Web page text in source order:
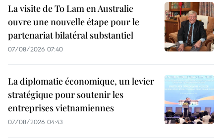
La visite de To Lam en Australie
ouvre une nouvelle étape pour le
partenariat bilatéral substantiel
07/08/2026 07:40
La diplomatie économique, un levier
stratégique pour soutenir les
entreprises vietnamiennes
07/08/2026 04:43